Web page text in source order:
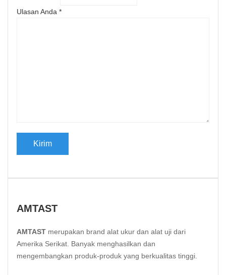
Ulasan Anda *
AMTAST
AMTAST merupakan brand alat ukur dan alat uji dari
Amerika Serikat. Banyak menghasilkan dan
mengembangkan produk-produk yang berkualitas tinggi.